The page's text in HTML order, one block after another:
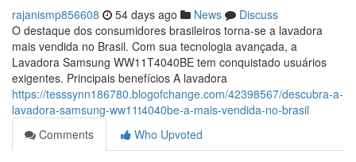
rajanismp856608 54 days ago News
Discuss
O destaque dos consumidores brasileiros torna-se a lavadora
mais vendida no Brasil. Com sua tecnologia avançada, a
Lavadora Samsung WW11T4040BE tem conquistado usuários
exigentes. Principais benefícios A lavadora
https://tesssynn186780.blogofchange.com/42398567/descubra-a-
lavadora-samsung-ww11t4040be-a-mais-vendida-no-brasil
Comments
Who Upvoted